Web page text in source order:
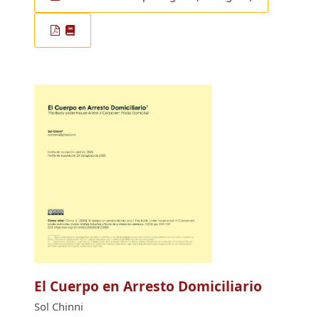
El Cuerpo en Arresto Domiciliario